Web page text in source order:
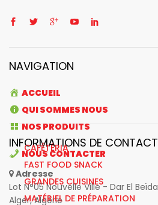
NAVIGATION
ACCUEIL
QUI SOMMES NOUS
NOS PRODUITS
CAFÉTÉRIA
FAST FOOD SNACK
GRANDES CUISINES
MATÉRIEL DE PRÉPARATION
NOUS CONTACTER
INFORMATIONS DE CONTACT
Adresse
Lot N°05 Nouvelle Ville - Dar El Beïda
Alger, Algérie